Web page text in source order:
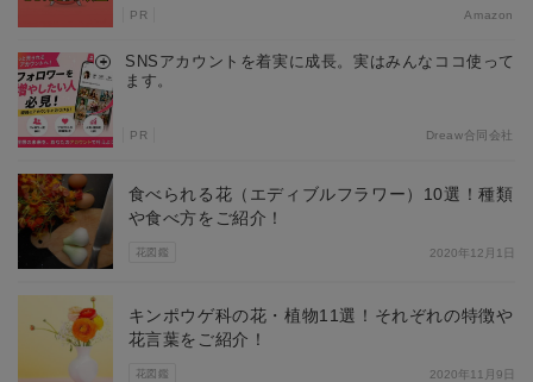
PR Amazon
SNSアカウントを着実に成長。実はみんなココ使って
ます。
PR Dreaw合同会社
花図鑑
食べられる花（エディブルフラワー）10選！種類
や食べ方をご紹介！
2020年12月1日
花図鑑
キンポウゲ科の花・植物11選！それぞれの特徴や
花言葉をご紹介！
2020年11月9日